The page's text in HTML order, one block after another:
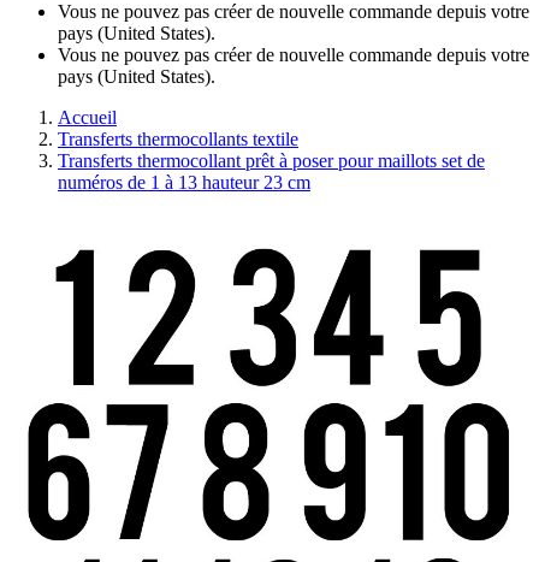
Vous ne pouvez pas créer de nouvelle commande depuis votre
pays (United States).
Vous ne pouvez pas créer de nouvelle commande depuis votre
pays (United States).
Accueil
Transferts thermocollants textile
Transferts thermocollant prêt à poser pour maillots set de
numéros de 1 à 13 hauteur 23 cm